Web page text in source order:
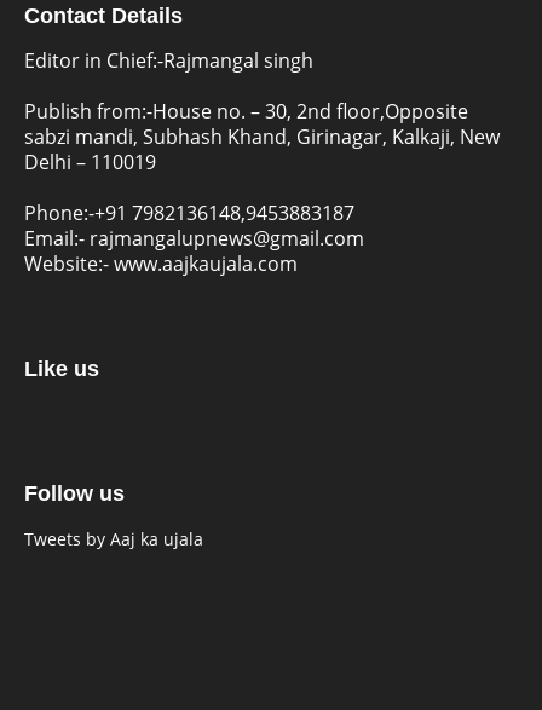
Contact Details
Editor in Chief:-Rajmangal singh
Publish from:-House no. – 30, 2nd floor,Opposite
sabzi mandi, Subhash Khand, Girinagar, Kalkaji, New
Delhi – 110019
Phone:-+91 7982136148,9453883187
Email:- rajmangalupnews@gmail.com
Website:-www.aajkaujala.com
Like us
Follow us
Tweets by Aaj ka ujala